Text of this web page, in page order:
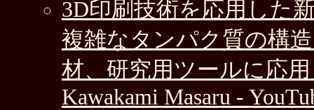
3D印刷技術を応用した
複雑なタンパク質の構
材、研究用ツールに応用
Kawakami Masaru -